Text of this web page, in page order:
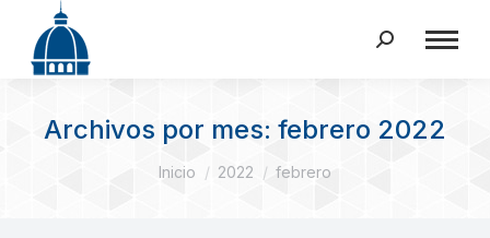
Buscar:
Archivos por mes: febrero 2022
Estás aquí:
Inicio 2022 febrero